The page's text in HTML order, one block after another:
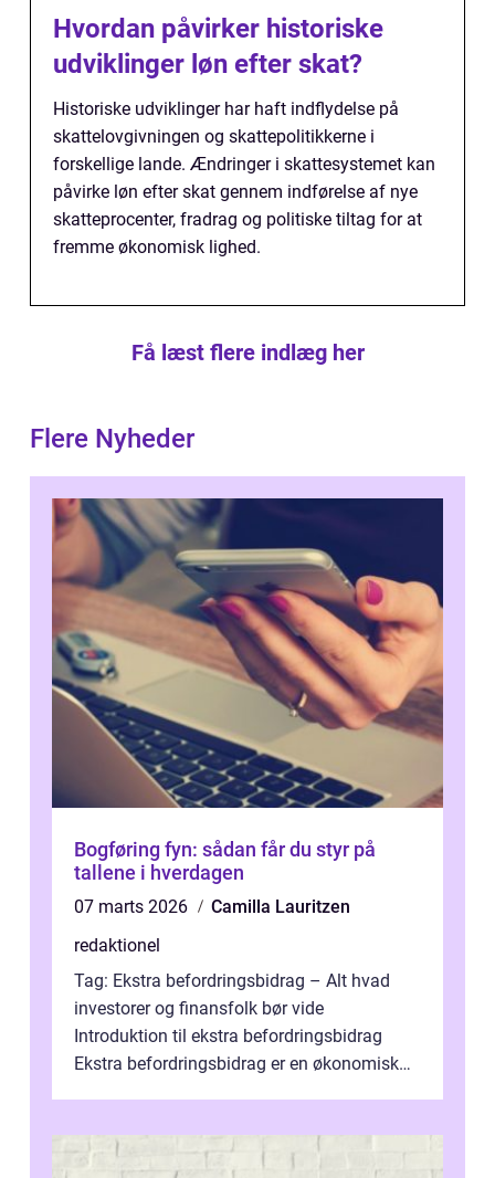
Hvordan påvirker historiske
udviklinger løn efter skat?
Historiske udviklinger har haft indflydelse på
skattelovgivningen og skattepolitikkerne i
forskellige lande. Ændringer i skattesystemet kan
påvirke løn efter skat gennem indførelse af nye
skatteprocenter, fradrag og politiske tiltag for at
fremme økonomisk lighed.
Få læst flere indlæg her
Flere Nyheder
Bogføring fyn: sådan får du styr på
tallene i hverdagen
07 marts 2026
Camilla Lauritzen
redaktionel
Tag: Ekstra befordringsbidrag – Alt hvad
investorer og finansfolk bør vide
Introduktion til ekstra befordringsbidrag
Ekstra befordringsbidrag er en økonomisk